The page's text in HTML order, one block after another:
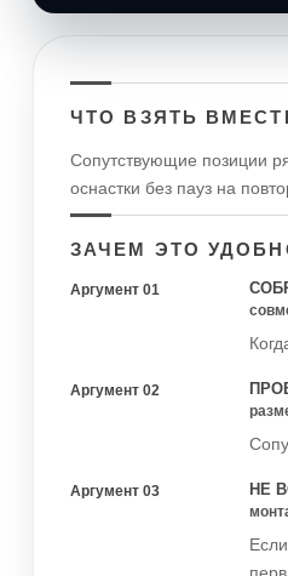
ЧТО ВЗЯТЬ
Сопутствующие позиции
оснастки без пауз на
ЗАЧЕМ ЭТО
Аргумент 01
Аргумент 02
Аргумент 03 НЕ